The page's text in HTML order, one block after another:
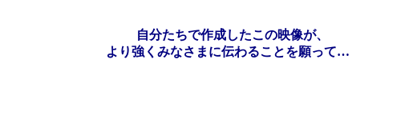
自分たちで作成したこの映像が、
より強くみなさまに伝わることを願って…